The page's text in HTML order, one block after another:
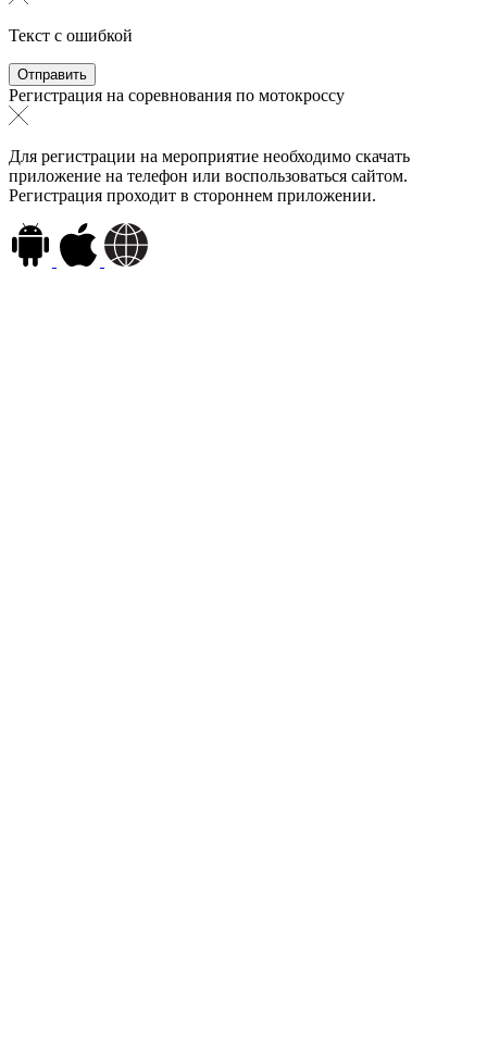
Текст с ошибкой
Регистрация на соревнования по мотокроссу
Для регистрации на мероприятие необходимо скачать
приложение на телефон или воспользоваться сайтом.
Регистрация проходит в стороннем приложении.